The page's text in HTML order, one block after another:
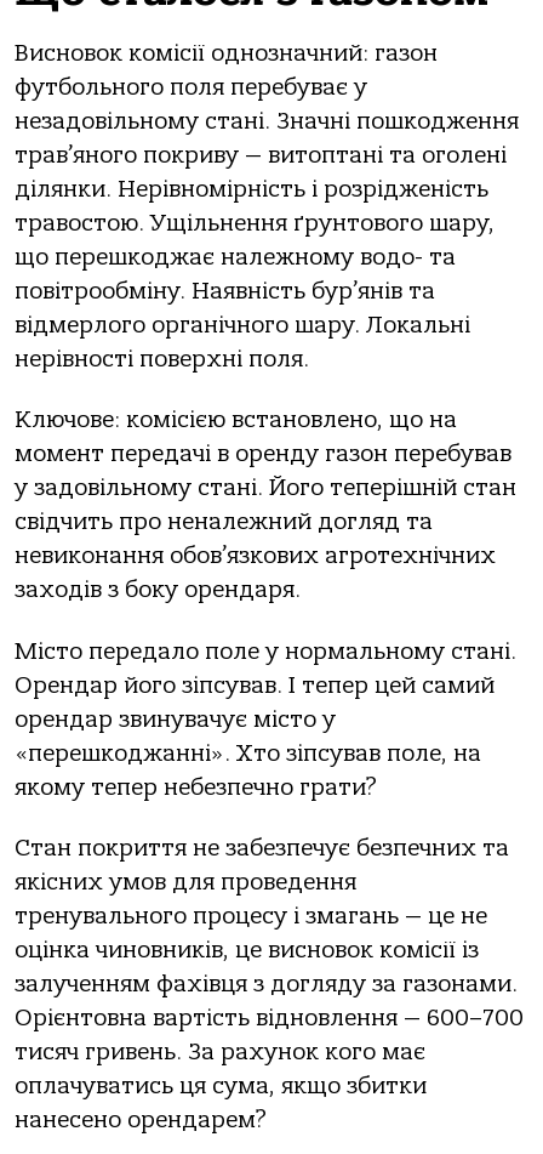
Висновок комісії однозначний: газон
футбольного поля перебуває у
незадовільному стані. Значні пошкодження
трав’яного покриву — витоптані та оголені
ділянки. Нерівномірність і розрідженість
травостою. Ущільнення ґрунтового шару,
що перешкоджає належному водо- та
повітрообміну. Наявність бур’янів та
відмерлого органічного шару. Локальні
нерівності поверхні поля.
Ключове: комісією встановлено, що на
момент передачі в оренду газон перебував
у задовільному стані. Його теперішній стан
свідчить про неналежний догляд та
невиконання обов’язкових агротехнічних
заходів з боку орендаря.
Місто передало поле у нормальному стані.
Орендар його зіпсував. І тепер цей самий
орендар звинувачує місто у
«перешкоджанні». Хто зіпсував поле, на
якому тепер небезпечно грати?
Стан покриття не забезпечує безпечних та
якісних умов для проведення
тренувального процесу і змагань — це не
оцінка чиновників, це висновок комісії із
залученням фахівця з догляду за газонами.
Орієнтовна вартість відновлення — 600–700
тисяч гривень. За рахунок кого має
оплачуватись ця сума, якщо збитки
нанесено орендарем?